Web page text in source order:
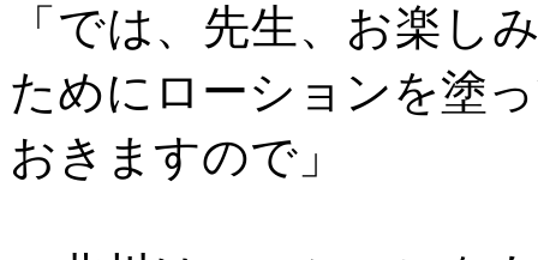
「では、先生、お楽し
ためにローションを塗
おきますので」